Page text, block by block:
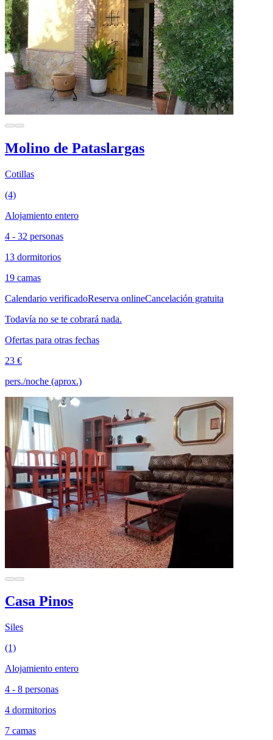
Molino de Pataslargas
Cotillas
(4)
Alojamiento entero
4 - 32 personas
13 dormitorios
19 camas
Calendario verificadoReserva onlineCancelación gratuita
Todavía no se te cobrará nada.
Ofertas para otras fechas
23 €
pers./noche (aprox.)
Casa Pinos
Siles
(1)
Alojamiento entero
4 - 8 personas
4 dormitorios
7 camas